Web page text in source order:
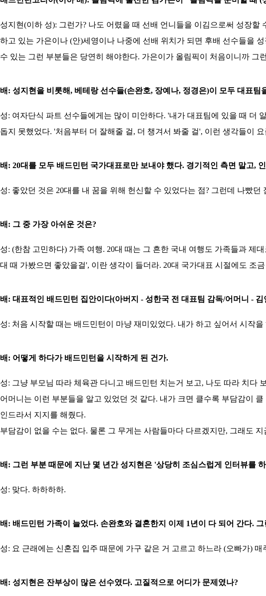
성지현(이하 성): 그런가? 나도 어렸을 때 선배 언니들을 이김으로써 성장
하고 있는 가은이나 (안)세영이나 나중에 선배 위치가 되면 후배 선수들을
수 있는 그런 부분들은 당연히 해야한다. 가은이가 올림픽이 처음이니까
배: 성지현을 비롯해, 베테랑 선수들(손완호, 장예나, 정경은)이 모두 대표
성: 여자단식 파트 선수들에게는 많이 미안하다. '내가 대표팀에 있을 때 더
돕지 못했었다. '처음부터 더 잘해줄 걸, 더 챙겨서 봐줄 걸', 이런 생각들이
배: 20대를 모두 배드민턴 국가대표로만 보내야 했다. 경기적인 측면 말고,
성: 좋았던 것은 20대를 내 꿈을 위해 헌신할 수 있었다는 점? 그런데 나빴
배: 그 중 가장 아쉬운 것은?
성: (한참 고민하다) 가족 여행. 20대 때는 그 흔한 국내 여행도 가족들과 제
대 때 가봤으면 좋았을걸', 이란 생각이 들더라. 20대 국가대표 시절에도 조
배: 대표적인 배드민턴 집안이다(아버지 - 성한국 전 대표팀 감독/어머니 -
성: 처음 시작할 때는 배드민턴이 마냥 재미있었다. 내가 하고 싶어서 시작을
배: 어떻게 하다가 배드민턴을 시작하게 된 건가.
성: 그냥 부모님 따라 체육관 다니고 배드민턴 치는거 보고, 나도 따라 치다
어머니는 이런 부분들을 알고 있었던 것 같다. 내가 크면 클수록 부담감이
인드라서 지지를 해줬다.
부담감이 없을 수는 없다. 물론 그 무게는 사람들마다 다르겠지만, 그래도
배: 그런 부분 때문에 지난 몇 년간 성지현은 '상당히 조심스럽게 인터뷰를
성: 맞다. 하하하하.
배: 배드민턴 가족이 늘었다. 손완호와 결혼한지 이제 1년이 다 되어 간다.
성: 요 근래에는 신혼집 입주 때문에 가구 같은 거 고르고 하느라 (오빠가)
배: 성지현은 잔부상이 많은 선수였다. 고질적으로 어디가 문제였나?